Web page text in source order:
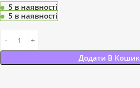
5 в наявності
5 в наявності
Додати В Кошик